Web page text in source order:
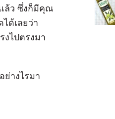
ล้ว ซึ่งก็มีคุณ
ด้เลยว่า
งไปตรงมา
ย่างไรมา